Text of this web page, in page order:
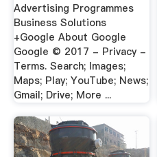
Advertising Programmes
Business Solutions
+Google About Google
Google © 2017 - Privacy -
Terms. Search; Images;
Maps; Play; YouTube; News;
Gmail; Drive; More ...